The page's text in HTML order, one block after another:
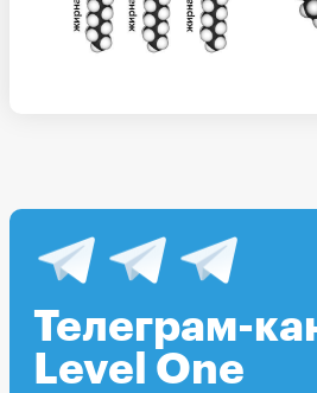
Телеграм-
Level One